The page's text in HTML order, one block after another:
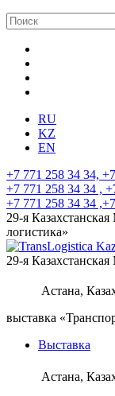
RU
KZ
EN
+7 771 258 34 34,
+7 771 258 34 34 ,
+7 771 258 34 34
29-я
логистика»
Астана,
29-я
выставка
Астана,
Выставка